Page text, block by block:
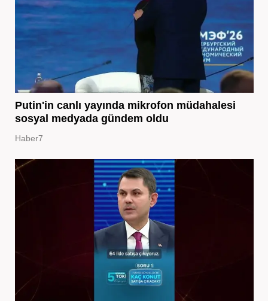
Putin'in canlı yayında mikrofon müdahalesi
sosyal medyada gündem oldu
Haber7